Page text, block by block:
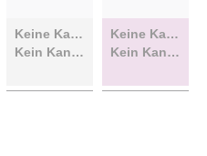
Keine Kandidatin
Kein Kandidat
Keine Kandidatin
Kein Kandidat